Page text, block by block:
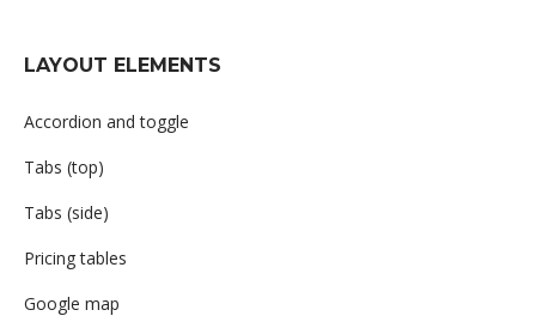
LAYOUT ELEMENTS
Accordion and toggle
Tabs (top)
Tabs (side)
Pricing tables
Google map